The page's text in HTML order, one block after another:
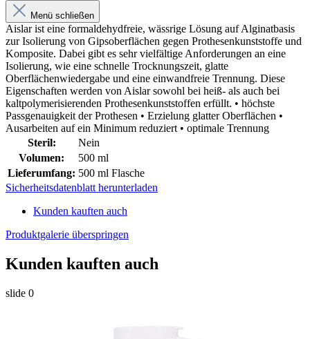
Menü schließen
Aislar ist eine formaldehydfreie, wässrige Lösung auf Alginatbasis
zur Isolierung von Gipsoberflächen gegen Prothesenkunststoffe und
Komposite. Dabei gibt es sehr vielfältige Anforderungen an eine
Isolierung, wie eine schnelle Trocknungszeit, glatte
Oberflächenwiedergabe und eine einwandfreie Trennung. Diese
Eigenschaften werden von Aislar sowohl bei heiß- als auch bei
kaltpolymerisierenden Prothesenkunststoffen erfüllt. • höchste
Passgenauigkeit der Prothesen • Erzielung glatter Oberflächen •
Ausarbeiten auf ein Minimum reduziert • optimale Trennung
Steril:
Nein
Volumen:
500 ml
Lieferumfang: 500 ml Flasche
Sicherheitsdatenblatt herunterladen
Kunden kauften auch
Produktgalerie überspringen
Kunden kauften auch
slide 0